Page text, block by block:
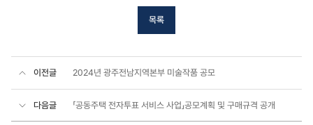
목록
이전글 2024년 광주전남지역본부 미술작품 공모
다음글 「공동주택 전자투표 서비스 사업」공모계획 및 구매규격 공개